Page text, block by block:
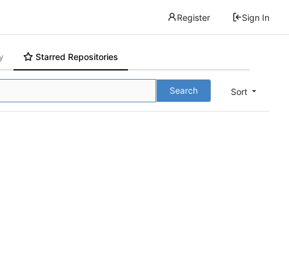
Register Sign In
Starred Repositories
Sort
Search